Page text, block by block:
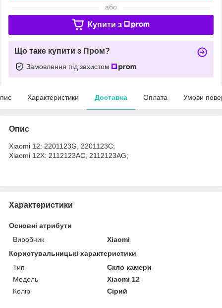
або
Купити з
Що таке купити з Пром?
Замовлення під захистом
Характеристики Доставка Оплата Умови
Опис
Xiaomi 12: 2201123G, 2201123C;
Xiaomi 12X: 2112123AC, 2112123AG;
Характеристики
Основні атрибути
Виробник
Xiaomi
Користувальницькі характеристики
Тип
Скло камери
Мoдель
Xiaomi 12
Колір
Сірий